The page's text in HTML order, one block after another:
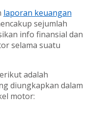
laporan keuangan
sejumlah
info finansial dan
selama suatu
adalah
diungkapkan dalam
motor: